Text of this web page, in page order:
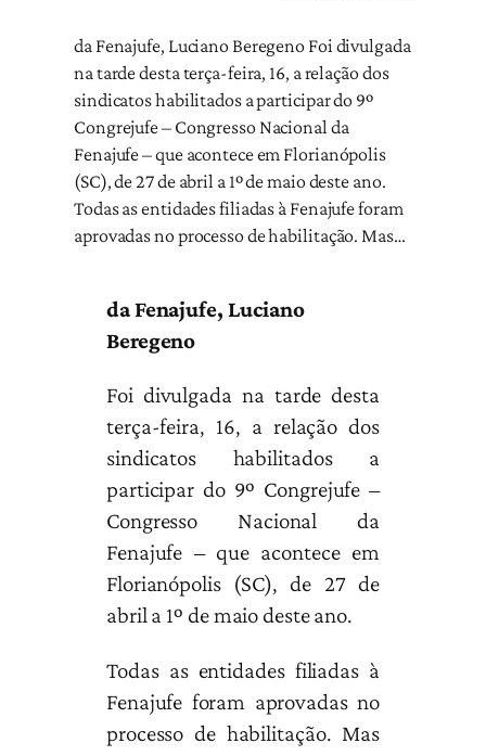
da Fenajufe, Luciano Beregeno Foi divulgada
na tarde desta terça-feira, 16, a relação dos
sindicatos habilitados a participar do 9º
Congrejufe – Congresso Nacional da
Fenajufe – que acontece em Florianópolis
(SC), de 27 de abril a 1º de maio deste ano.
Todas as entidades filiadas à Fenajufe foram
aprovadas no processo de habilitação. Mas…
da Fenajufe, Luciano
Beregeno
Foi divulgada na tarde desta
terça-feira, 16, a relação dos
sindicatos habilitados a
participar do 9º Congrejufe –
Congresso Nacional da
Fenajufe – que acontece em
Florianópolis (SC), de 27 de
abril a 1º de maio deste ano.
Todas as entidades filiadas à
Fenajufe foram aprovadas no
processo de habilitação. Mas